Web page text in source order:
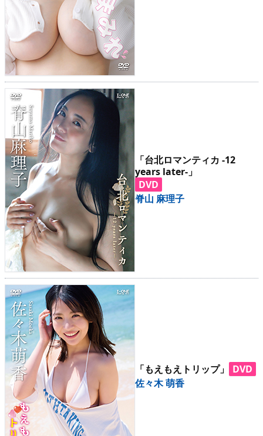
「台北ロマンティカ -12
years later-」
DVD
脊山 麻理子
「もえもえトリップ」
DVD
佐々木 萌香